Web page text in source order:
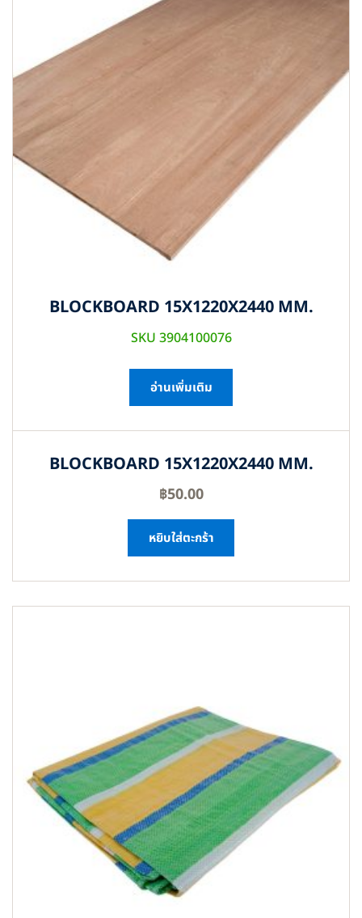
BLOCKBOARD 15X1220X2440 MM.
SKU 3904100076
อ่านเพิ่มเติม
BLOCKBOARD 15X1220X2440 MM.
฿50.00
หยิบใส่ตะกร้า